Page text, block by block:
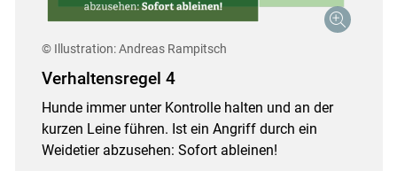
© Illustration: Andreas Rampitsch
Verhaltensregel 4
Hunde immer unter Kontrolle halten und an der
kurzen Leine führen. Ist ein Angriff durch ein
Weidetier abzusehen: Sofort ableinen!